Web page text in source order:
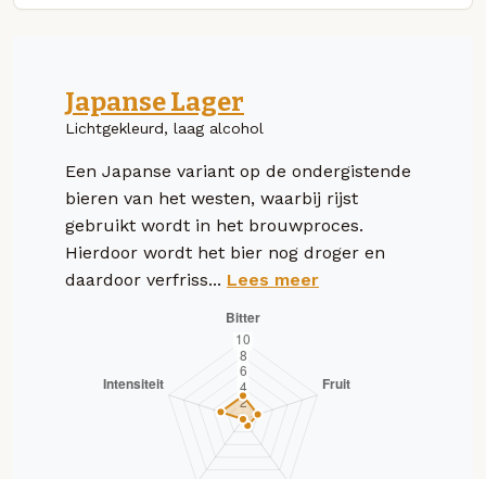
Japanse Lager
Lichtgekleurd, laag alcohol
Een Japanse variant op de ondergistende
bieren van het westen, waarbij rijst
gebruikt wordt in het brouwproces.
Hierdoor wordt het bier nog droger en
daardoor verfriss... Lees meer